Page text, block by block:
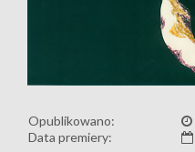
Opublikowano:
Data premiery: